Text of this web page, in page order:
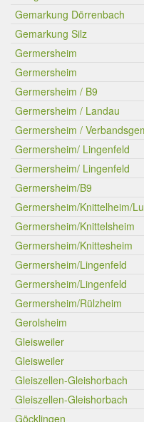
Gemarkung Dörrenbach
Gemarkung Silz
Germersheim
Germersheim
Germersheim / B9
Germersheim / Landau
Germersheim /
Germersheim/ Lingenfeld
Germersheim/ Lingenfeld
Germersheim/B9
Germersheim/Knittelheim/
Germersheim/Knittelsheim
Germersheim/Knittesheim
Germersheim/Lingenfeld
Germersheim/Lingenfeld
Germersheim/Rülzheim
Gerolsheim
Gleisweiler
Gleisweiler
Gleiszellen-Gleishorbach
Gleiszellen-Gleishorbach
Göcklingen